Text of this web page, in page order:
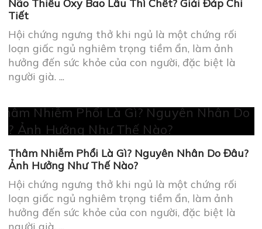
Thâm Nhiễm Phổi Là Gì? Nguyên Nhân Do Đâu?
Ảnh Hưởng Như Thế Nào?
Hội chứng ngưng thở khi ngủ là một chứng rối
loạn giấc ngủ nghiêm trọng tiềm ẩn, làm ảnh
hưởng đến sức khỏe của con người, đặc biệt là
Trẻ hay ốm vặt thì phải làm sao? Những điều mẹ
cần quan tâm
Hội chứng ngưng thở khi ngủ là một chứng rối
loạn giấc ngủ nghiêm trọng tiềm ẩn, làm ảnh
hưởng đến sức khỏe của con người, đặc biệt là
người già. ...